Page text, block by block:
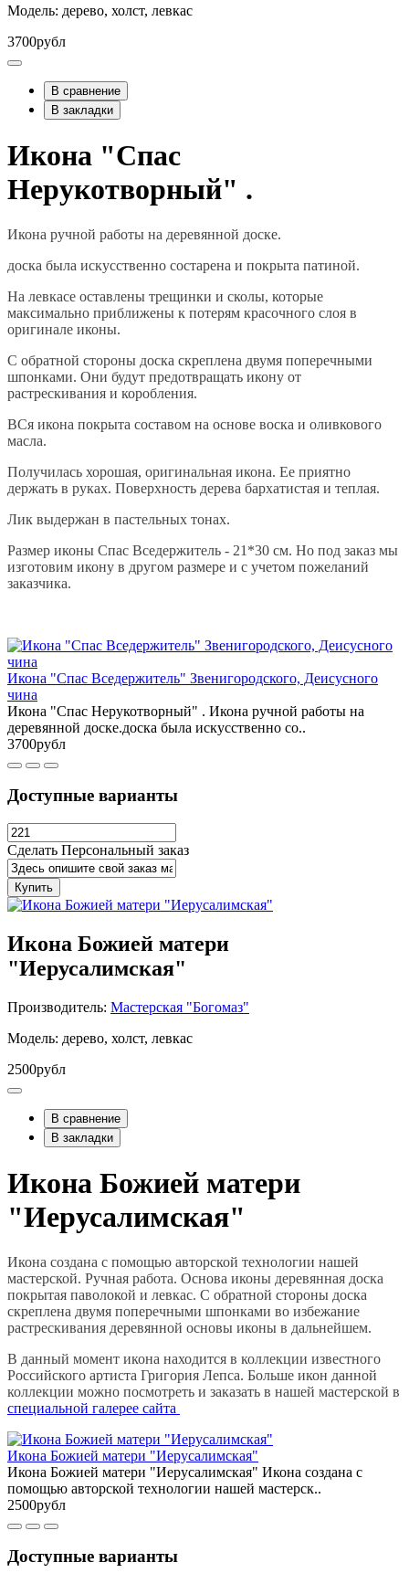
Модель: дерево, холст, левкас
3700рубл
В сравнение
В закладки
Икона "Спас
Нерукотворный" .
Икона ручной работы на деревянной доске.
доска была искусственно состарена и покрыта патиной.
На левкасе оставлены трещинки и сколы, которые
максимально приближены к потерям красочного слоя в
оригинале иконы.
С обратной стороны доска скреплена двумя поперечными
шпонками. Они будут предотвращать икону от
растрескивания и коробления.
ВСя икона покрыта составом на основе воска и оливкового
масла.
Получилась хорошая, оригинальная икона. Ее приятно
держать в руках. Поверхность дерева бархатистая и теплая.
Лик выдержан в пастельных тонах.
Размер иконы Спас Вседержитель - 21*30 см. Но под заказ мы
изготовим икону в другом размере и с учетом пожеланий
заказчика.
Икона "Спас Вседержитель" Звенигородского, Деисусного
чина
Икона "Спас Нерукотворный" . Икона ручной работы на
деревянной доске.доска была искусственно со..
3700рубл
Доступные варианты
Сделать Персональный заказ
Купить
Икона Божией матери
"Иерусалимская"
Производитель: Мастерская "Богомаз"
Модель: дерево, холст, левкас
2500рубл
В сравнение
В закладки
Икона Божией матери
"Иерусалимская"
Икона создана с помощью авторской технологии нашей
мастерской. Ручная работа. Основа иконы деревянная доска
покрытая паволокой и левкас. С обратной стороны доска
скреплена двумя поперечными шпонками во избежание
растрескивания деревянной основы иконы в дальнейшем.
В данный момент икона находится в коллекции известного
Российского артиста Григория Лепса. Больше икон данной
коллекции можно посмотреть и заказать в нашей мастерской в
специальной галерее сайта
Икона Божией матери "Иерусалимская"
Икона Божией матери "Иерусалимская" Икона создана с
помощью авторской технологии нашей мастерск..
2500рубл
Доступные варианты